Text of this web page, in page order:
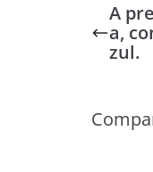
A
a,
zul.